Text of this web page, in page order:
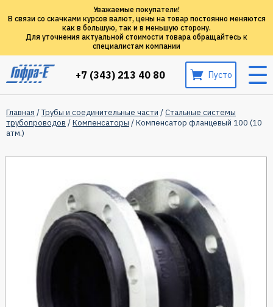
Уважаемые покупатели!
В связи со скачками курсов валют, цены на товар постоянно меняются
как в большую, так и в меньшую сторону.
Для уточнения актуальной стоимости товара обращайтесь к
специалистам компании
+7 (343) 213 40 80 Пусто
Главная /Трубы и соединительные части /Стальные системы
трубопроводов /Компенсаторы / Компенсатор фланцевый 100 (10
атм.)